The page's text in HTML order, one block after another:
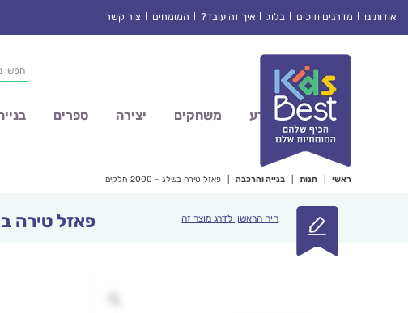
אודותינו מדרגים וזוכים בלוג איך זה עובד? המומחים צור קשר
מדע משחקים יצירה ספרים
ראשי חנות בנייה והרכבה פאזל טירה בשלג – 2000 חלקים
היה הראשון לדרג מוצר זה פאזל טירה בשלג –